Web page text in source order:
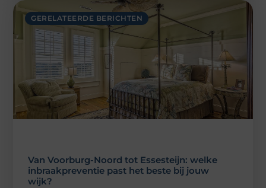
GERELATEERDE BERICHTEN
Van Voorburg-Noord tot Essesteijn: welke
inbraakpreventie past het beste bij jouw
wijk?